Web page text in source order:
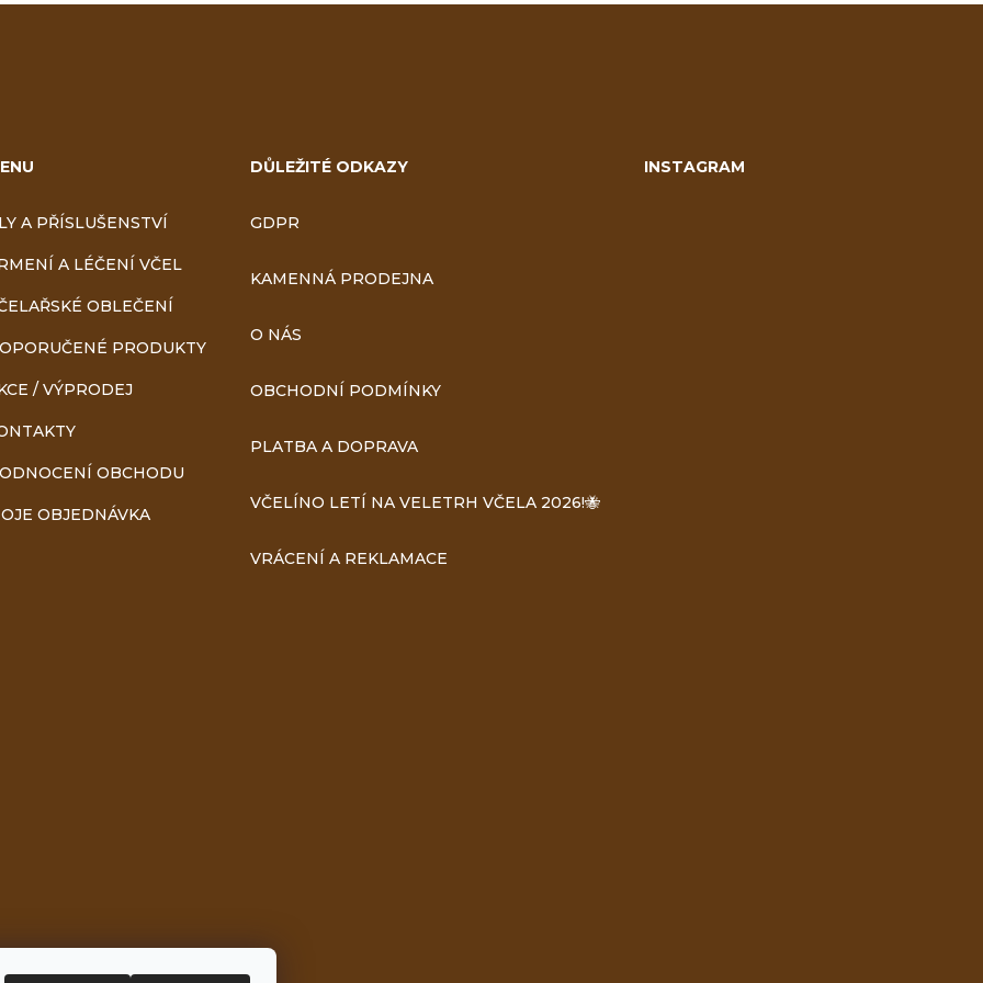
A PŘÍSLUŠENSTVÍ
A LÉČENÍ VČEL
OBLEČENÍ
PRODUKTY
/ VÝPRODEJ
OBCHODU
OBJEDNÁVKA
DŮLEŽITÉ ODKAZY
GDPR
KAMENNÁ PRODEJNA
O NÁS
OBCHODNÍ PODMÍNKY
PLATBA A DOPRAVA
VČELÍNO LETÍ NA VELETRH VČELA 2026!🐝
VRÁCENÍ A REKLAMACE
INSTAGRAM